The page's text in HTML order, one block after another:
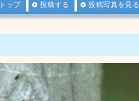
ップ 投稿する 投稿写真を見る